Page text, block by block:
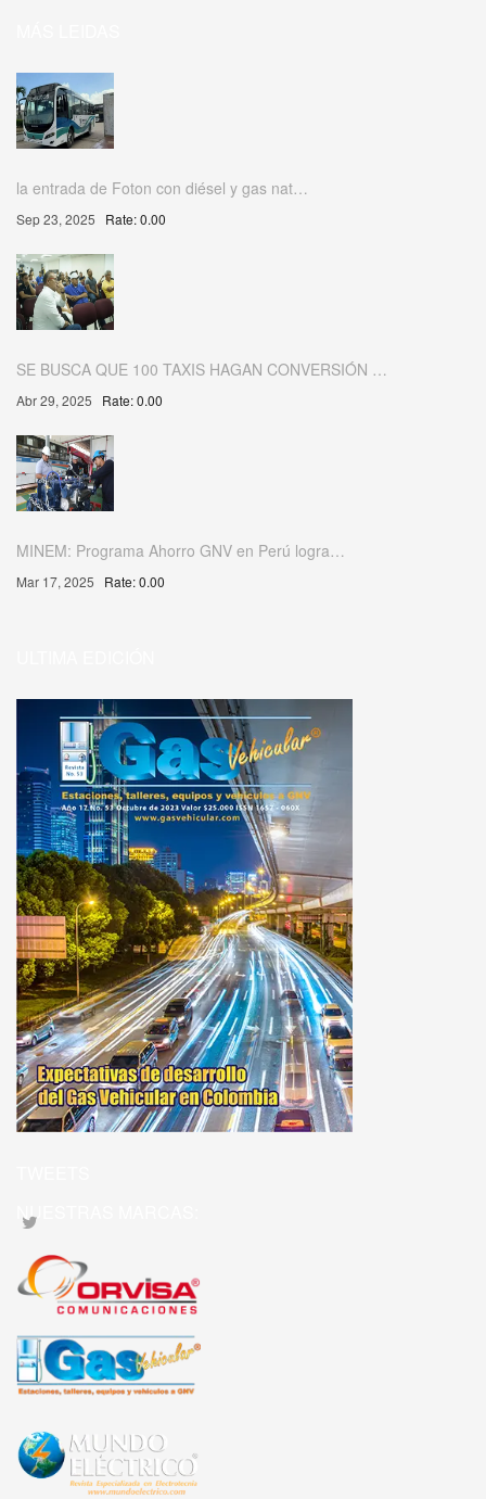
la entrada de Foton con diésel y gas nat…
Sep 23, 2025 Rate: 0.00
SE BUSCA QUE 100 TAXIS HAGAN CONVERSIÓN …
Abr 29, 2025 Rate: 0.00
MINEM: Programa Ahorro GNV en Perú logra…
Mar 17, 2025 Rate: 0.00
NUESTRAS MARCAS: